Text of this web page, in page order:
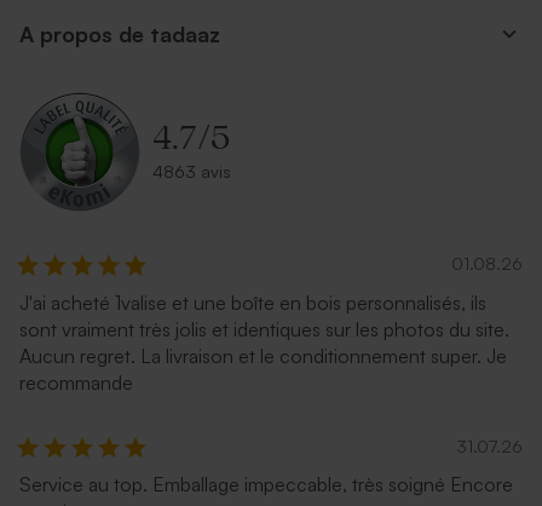
A propos de tadaaz
4.7/5
4863 avis
01.08.26
J'ai acheté 1valise et une boîte en bois personnalisés, ils
sont vraiment très jolis et identiques sur les photos du site.
Aucun regret. La livraison et le conditionnement super. Je
recommande
31.07.26
Service au top. Emballage impeccable, très soigné Encore